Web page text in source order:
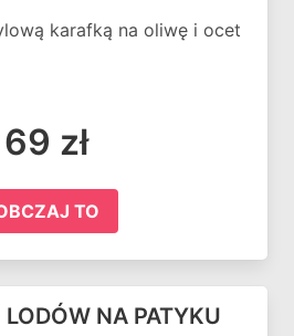
karafką na oliwę i ocet
69 zł
TO
LODÓW NA PATYKU